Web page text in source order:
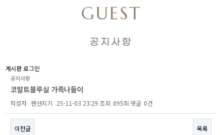
GUEST
공지사항
게시판 로그인
공지사항
코발트블루실 가족나들이
작성자 펜션지기 25-11-03 23:29 조회 895회 댓글 0건
이전글 목록